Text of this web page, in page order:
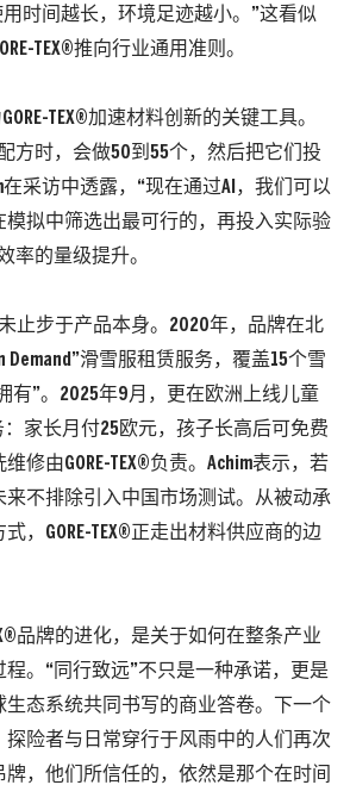
用时间越长，环境足迹越小。”这看似
TEX®推向行业通用准则。
TEX®加速材料创新的关键工具。
方时，会做50到55个，然后把它们投
在采访中透露，“现在通过AI，我们可以
模拟中筛选出最可行的，再投入实际验
率的量级提升。
未止步于产品本身。2020年，品牌在北
Demand”滑雪服租赁服务，覆盖15个雪
有”。2025年9月，更在欧洲上线儿童
：家长月付25欧元，孩子长高后可免费
修由GORE-TEX®负责。Achim表示，若
来不排除引入中国市场测试。从被动承
，GORE-TEX®正走出材料供应商的边
品牌的进化，是关于如何在整条产业
。“同行致远”不只是一种承诺，更是
生态系统共同书写的商业答卷。下一个
探险者与日常穿行于风雨中的人们再次
，他们所信任的，依然是那个在时间